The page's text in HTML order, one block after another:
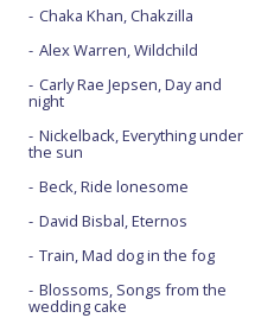
Chaka Khan, Chakzilla
Alex Warren, Wildchild
Carly Rae Jepsen, Day and
night
Nickelback, Everything under
the sun
Beck, Ride lonesome
David Bisbal, Eternos
Train, Mad dog in the fog
Blossoms, Songs from the
wedding cake